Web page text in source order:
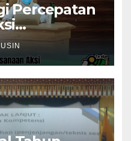
Percepatan